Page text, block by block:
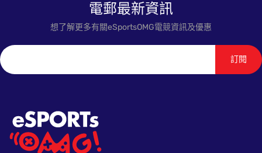
電郵最新資訊
想了解更多有關eSportsOMG電競資訊及優惠
訂閱